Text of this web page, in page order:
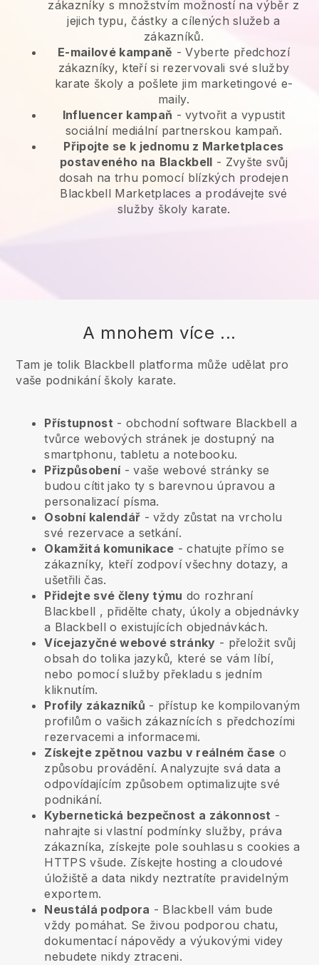
zákazníky s množstvím možností na výběr z
jejich typu, částky a cílených služeb a
zákazníků.
E-mailové kampaně -Vyberte předchozí
zákazníky, kteří si rezervovali své služby
karate školy a pošlete jim marketingové e-
maily.
Influencer kampaň - vytvořit a vypustit
sociální mediální partnerskou kampaň.
Připojte se k jednomu z Marketplaces
postaveného na Blackbell - Zvyšte svůj
dosah na trhu pomocí blízkých prodejen
Blackbell Marketplaces a prodávejte své
služby školy karate.
A mnohem více ...
Tam je tolik Blackbell platforma může udělat pro
vaše podnikání školy karate.
Přístupnost - obchodní software Blackbell a
tvůrce webových stránek je dostupný na
smartphonu, tabletu a notebooku.
Přizpůsobení- vaše webové stránky se
budou cítit jako ty s barevnou úpravou a
personalizací písma.
Osobní kalendář - vždy zůstat na vrcholu
své rezervace a setkání.
Okamžitá komunikace - chatujte přímo se
zákazníky, kteří zodpoví všechny dotazy, a
ušetřili čas.
Přidejte své členy týmu do rozhraní
Blackbell , přidělte chaty, úkoly a objednávky
a Blackbell o existujících objednávkách.
Vícejazyčné webové stránky - přeložit svůj
obsah do tolika jazyků, které se vám líbí,
nebo pomocí služby překladu s jedním
kliknutím.
Profily zákazníků - přístup ke kompilovaným
profilům o vašich zákaznících s předchozími
rezervacemi a informacemi.
Získejte zpětnou vazbu v reálném čase o
způsobu provádění. Analyzujte svá data a
odpovídajícím způsobem optimalizujte své
podnikání.
Kybernetická bezpečnost a zákonnost -
nahrajte si vlastní podmínky služby, práva
zákazníka, získejte pole souhlasu s cookies a
HTTPS všude. Získejte hosting a cloudové
úložiště a data nikdy neztratíte pravidelným
exportem.
Neustálá podpora - Blackbell vám bude
vždy pomáhat. Se živou podporou chatu,
dokumentací nápovědy a výukovými videy
nebudete nikdy ztraceni.